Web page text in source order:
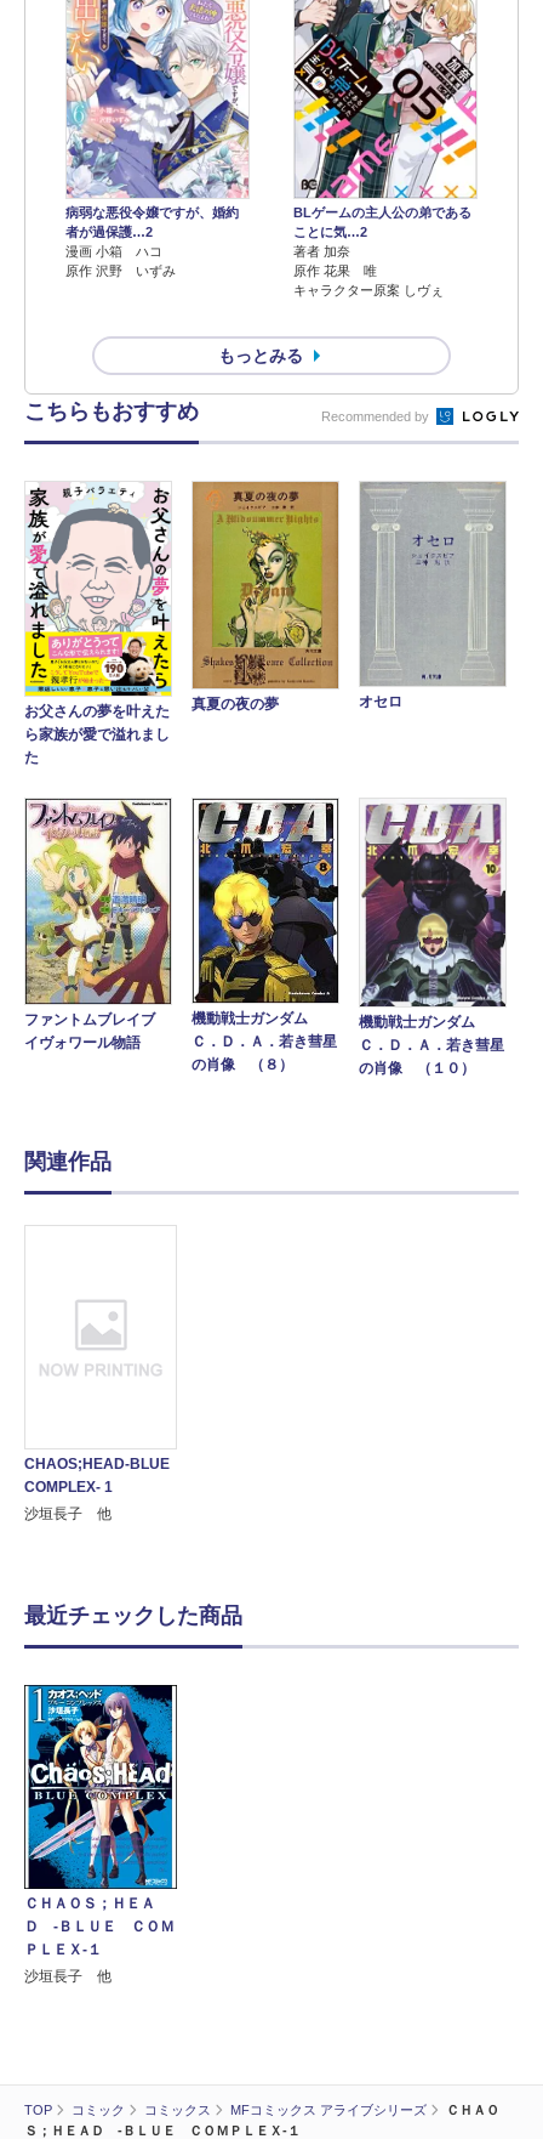
TOP コミック コミックス MFコミックス アライブシリーズ
ＣＨＡＯ
Ｓ；ＨＥＡＤ ‐ＢＬＵＥ ＣＯＭＰＬＥＸ‐１
病弱な悪役令嬢ですが、婚約
者が過保護…2
漫画 小箱 ハコ
原作 沢野 いずみ
BLゲームの主人公の弟である
ことに気…2
著者 加奈
原作 花果 唯
キャラクター原案 しヴぇ
もっとみる
こちらもおすすめ Recommended by
お父さんの夢を叶えた
ら家族が愛で溢れまし
た
真夏の夜の夢 オセロ
ファントムブレイブ
イヴォワール物語
機動戦士ガンダム
Ｃ．Ｄ．Ａ．若き彗星
の肖像 （８）
機動戦士ガンダム
Ｃ．Ｄ．Ａ．若き彗星
の肖像 （１０）
関連作品
CHAOS;HEAD-BLUE
COMPLEX- 1
沙垣長子 他
最近チェックした商品
ＣＨＡＯＳ；ＨＥＡ
Ｄ ‐ＢＬＵＥ ＣＯＭ
ＰＬＥＸ‐１
沙垣長子 他